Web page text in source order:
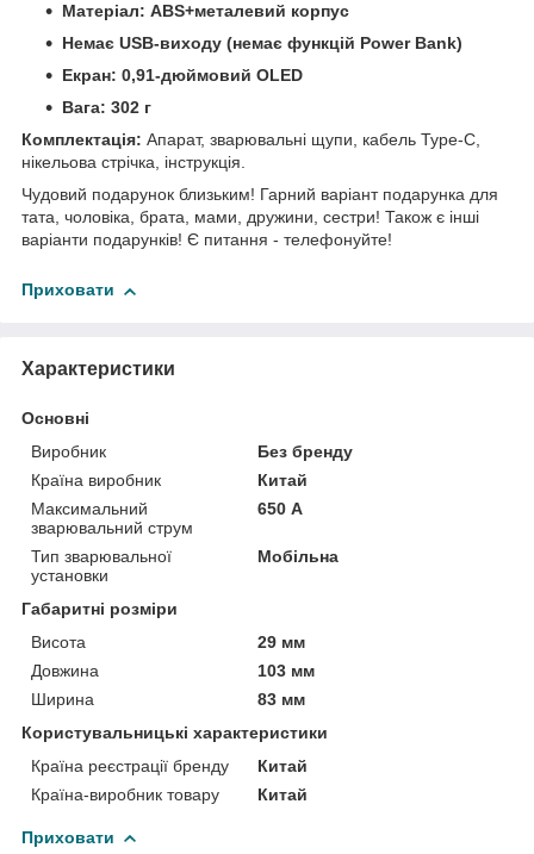
Матеріал: ABS+металевий корпус
Немає USB-виходу (немає функцій Power Bank)
Екран: 0,91-дюймовий OLED
Вага: 302 г
Комплектація: Апарат, зварювальні щупи, кабель Type-C,
нікельова стрічка, інструкція.
Чудовий подарунок близьким! Гарний варіант подарунка для
тата, чоловіка, брата, мами, дружини, сестри! Також є інші
варіанти подарунків! Є питання - телефонуйте!
Приховати
Характеристики
Основні
Виробник
Без бренду
Країна виробник
Китай
Максимальний
зварювальний струм
650 А
Тип зварювальної
установки
Мобільна
Габаритні розміри
Висота
29 мм
Довжина
103 мм
Ширина
83 мм
Користувальницькі характеристики
Країна реєстрації бренду
Китай
Країна-виробник товару
Китай
Приховати